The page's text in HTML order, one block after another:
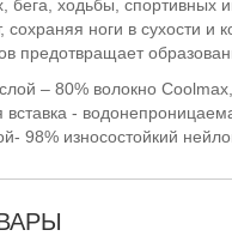
бега, ходьбы,
ноги в сухости и
предотвращает
– 80% волокно
-
98% износостойкий